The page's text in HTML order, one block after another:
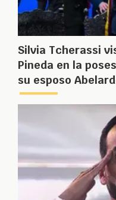
Silvia Tcherassi
Pineda en la
su esposo